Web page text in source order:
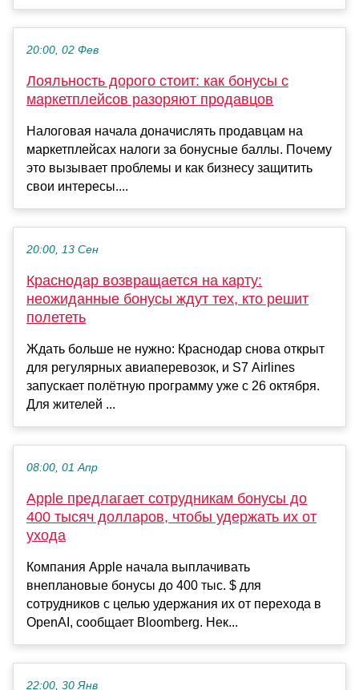
20:00, 02 Фев
Лояльность дорого стоит: как бонусы с
маркетплейсов разоряют продавцов
Налоговая начала доначислять продавцам на
маркетплейсах налоги за бонусные баллы. Почему
это вызывает проблемы и как бизнесу защитить
свои интересы....
20:00, 13 Сен
Краснодар возвращается на карту:
неожиданные бонусы ждут тех, кто решит
полететь
Ждать больше не нужно: Краснодар снова открыт
для регулярных авиаперевозок, и S7 Airlines
запускает полётную программу уже с 26 октября.
Для жителей ...
08:00, 01 Апр
Apple предлагает сотрудникам бонусы до
400 тысяч долларов, чтобы удержать их от
ухода
Компания Apple начала выплачивать
внеплановые бонусы до 400 тыс. $ для
сотрудников с целью удержания их от перехода в
OpenAI, сообщает Bloomberg. Нек...
22:00, 30 Янв